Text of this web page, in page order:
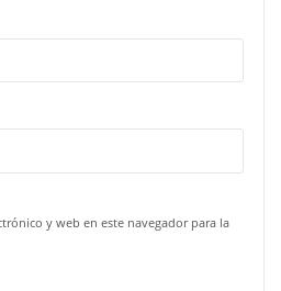
y web en este navegador para la